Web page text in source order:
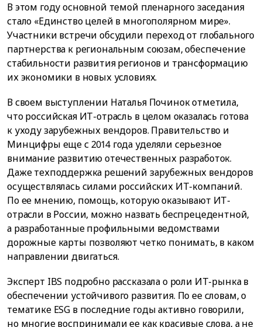
В этом году основной темой пленарного заседания
стало «Единство целей в многополярном мире».
Участники встречи обсудили переход от глобального
партнерства к региональным союзам, обеспечение
стабильности развития регионов и трансформацию
их экономики в новых условиях.
В своем выступлении Наталья Починок отметила,
что российская ИТ-отрасль в целом оказалась готова
к уходу зарубежных вендоров. Правительство и
Минцифры еще с 2014 года уделяли серьезное
внимание развитию отечественных разработок.
Даже техподдержка решений зарубежных вендоров
осуществлялась силами российских ИТ-компаний.
По ее мнению, помощь, которую оказывают ИТ-
отрасли в России, можно назвать беспрецедентной,
а разработанные профильными ведомствами
дорожные карты позволяют четко понимать, в каком
направлении двигаться.
Эксперт IBS подробно рассказала о роли ИТ-рынка в
обеспечении устойчивого развития. По ее словам, о
тематике ESG в последние годы активно говорили,
но многие воспринимали ее как красивые слова, а не